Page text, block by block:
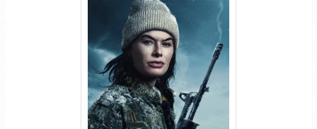
Balística Torrent (2025) WEB-
DL 1080p Dual Áudio